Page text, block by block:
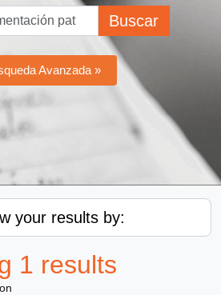
Buscar
Avanzada »
your results by:
1 results